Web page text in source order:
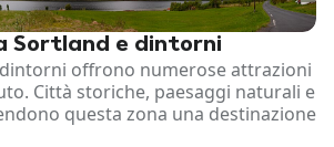
Sortland e dintorni
offrono numerose attrazioni
Città storiche, paesaggi naturali e
questa zona una destinazione